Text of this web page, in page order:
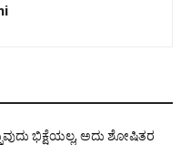
ಭಿಕ್ಷೆಯಲ್ಲ, ಅದು ಶೋಷಿತರ